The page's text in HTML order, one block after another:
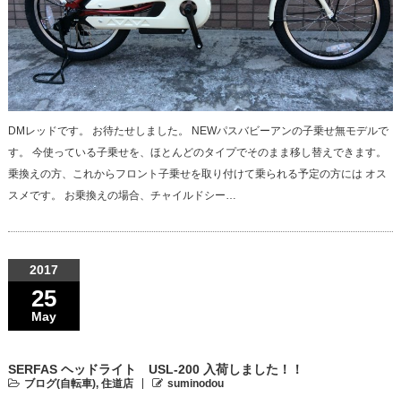
DMレッドです。 お待たせしました。 NEWパスバビーアンの子乗せ無モデルで
す。 今使っている子乗せを、ほとんどのタイプでそのまま移し替えできます。
乗換えの方、これからフロント子乗せを取り付けて乗られる予定の方には オス
スメです。 お乗換えの場合、チャイルドシー…
2017
25
May
SERFAS ヘッドライト USL-200 入荷しました！！
ブログ(自転車), 住道店 suminodou